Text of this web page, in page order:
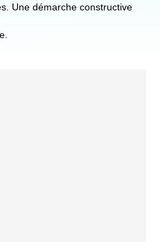
Une démarche constructive